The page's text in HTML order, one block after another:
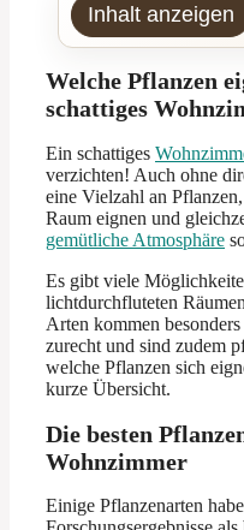
Inhalt anzeigen
Welche Pflanzen
schattiges
Ein schattiges
verzichten! Auch ohne
eine Vielzahl an
Raum eignen und
gemütliche Atmosphäre
Es gibt viele
lichtdurchfluteten
Arten kommen
zurecht und sind zudem
welche Pflanzen sich
kurze Übersicht.
Die besten
Wohnzimmer
Einige Pflanzenarten